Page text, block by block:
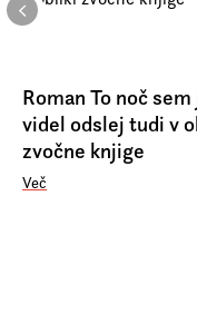
Roman To noč sem
videl odslej tudi v
zvočne knjige
Več